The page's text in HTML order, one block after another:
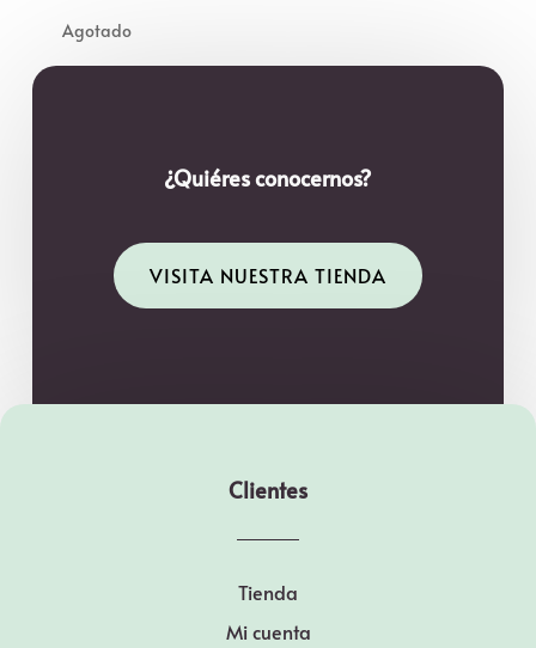
¿Quiéres conocernos?
VISITA NUESTRA TIENDA
Clientes
Tienda
Mi cuenta